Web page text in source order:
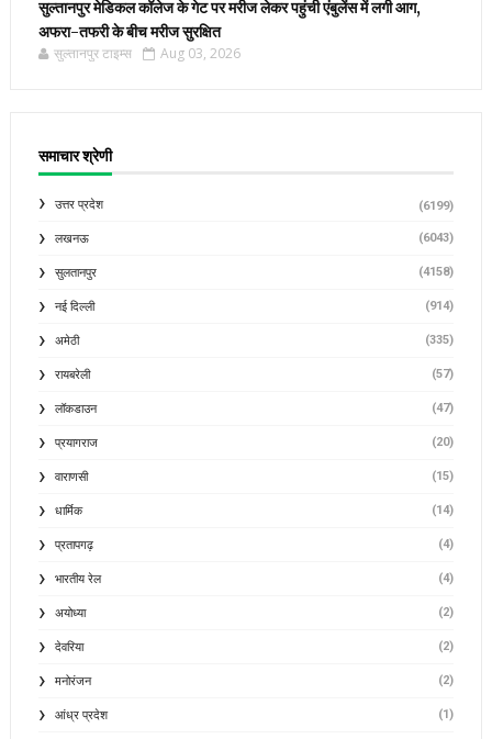
सुल्तानपुर मेडिकल कॉलेज के गेट पर मरीज लेकर पहुंची एंबुलेंस में लगी आग,
अफरा-तफरी के बीच मरीज सुरक्षित
सुल्तानपुर टाइम्स Aug 03, 2026
समाचार श्रेणी
उत्तर प्रदेश (6199)
लखनऊ (6043)
सुलतानपुर (4158)
नई दिल्ली (914)
अमेठी (335)
रायबरेली (57)
लॉकडाउन (47)
प्रयागराज (20)
वाराणसी (15)
धार्मिक (14)
प्रतापगढ़ (4)
भारतीय रेल (4)
अयोध्या (2)
देवरिया (2)
मनोरंजन (2)
आंध्र प्रदेश (1)